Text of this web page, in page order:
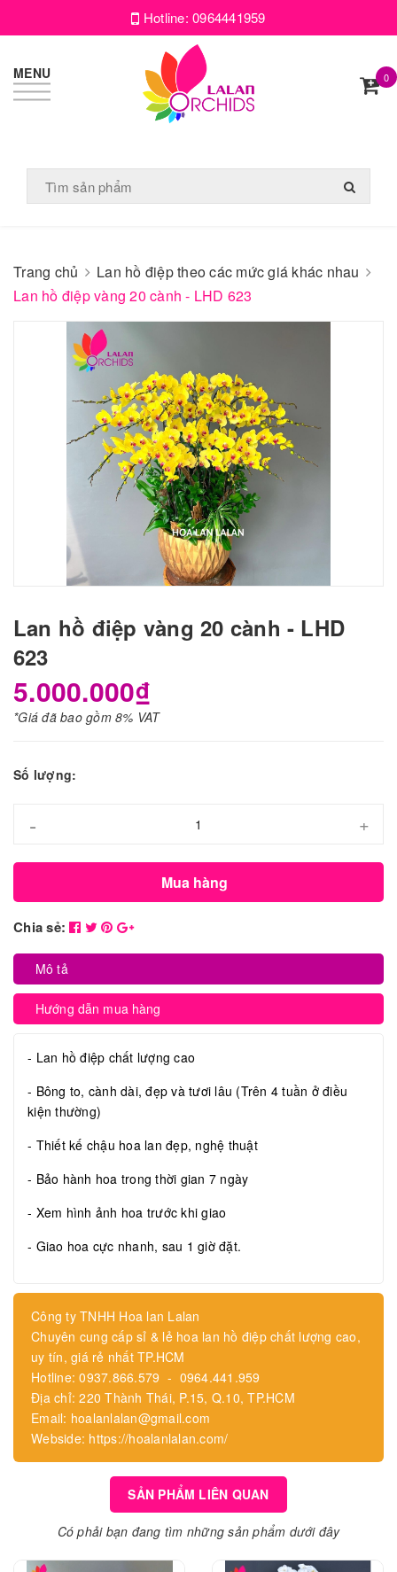
Hotline:0964441959
MENU 0
Trang chủ
Lan hồ điệp theo các mức giá khác nhau
Lan hồ điệp vàng 20 cành - LHD 623
Lan hồ điệp vàng 20 cành - LHD
623
5.000.000₫
*Giá đã bao gồm 8% VAT
Số lượng:
- +
Mua hàng
Chia sẻ:
Mô tả
Hướng dẫn mua hàng
- Lan hồ điệp chất lượng cao
- Bông to, cành dài, đẹp và tươi lâu (Trên 4 tuần ở điều
kiện thường)
- Thiết kế chậu hoa lan đẹp, nghệ thuật
- Bảo hành hoa trong thời gian 7 ngày
- Xem hình ảnh hoa trước khi giao
- Giao hoa cực nhanh, sau 1 giờ đặt.
Công ty TNHH Hoa lan Lalan
Chuyên cung cấp sỉ & lẻ hoa lan hồ điệp chất lượng cao,
uy tín, giá rẻ nhất TP.HCM
Hotline: 0937.866.579 - 0964.441.959
Địa chỉ: 220 Thành Thái, P.15, Q.10, TP.HCM
Email: hoalanlalan@gmail.com
Webside: https://hoalanlalan.com/
SẢN PHẨM LIÊN QUAN
Có phải bạn đang tìm những sản phẩm dưới đây